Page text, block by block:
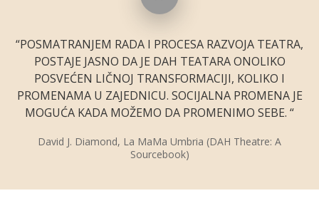
“POSMATRANJEM RADA I PROCESA RAZVOJA TEATRA,
POSTAJE JASNO DA JE DAH TEATARA ONOLIKO
POSVEĆEN LIČNOJ TRANSFORMACIJI, KOLIKO I
PROMENAMA U ZAJEDNICU. SOCIJALNA PROMENA JE
MOGUĆA KADA MOŽEMO DA PROMENIMO SEBE. “
David J. Diamond, La MaMa Umbria (DAH Theatre: A
Sourcebook)